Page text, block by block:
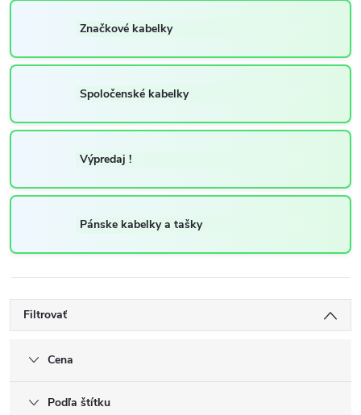
Značkové kabelky
Spoločenské kabelky
Výpredaj !
Pánske kabelky a tašky
Filtrovať
Cena
Podľa štítku